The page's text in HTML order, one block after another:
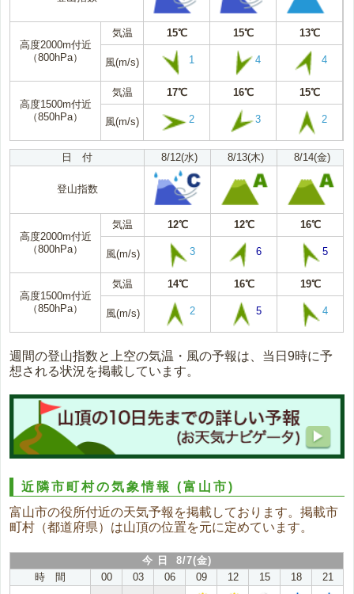
高度2000m付近
（800hPa）
気温 15℃ 15℃ 13℃
風(m/s) 1 4 4
高度1500m付近
（850hPa）
気温 17℃ 16℃ 15℃
風(m/s) 2 3 2
日 付 8/12(水) 8/13(木) 8/14(金)
登山指数
高度2000m付近
（800hPa）
気温 12℃ 12℃ 16℃
風(m/s) 3 6 5
高度1500m付近
（850hPa）
気温 14℃ 16℃ 19℃
風(m/s) 2 5 4
週間の登山指数と上空の気温・風の予報は、当日9時に予
想される状況を掲載しています。
近隣市町村の気象情報(富山市)
富山市の役所付近の天気予報を掲載しております。掲載市
町村（都道府県）は山頂の位置を元に定めています。
今 日 8/7(金)
時 間
00 03 06 09 12 15 18
21